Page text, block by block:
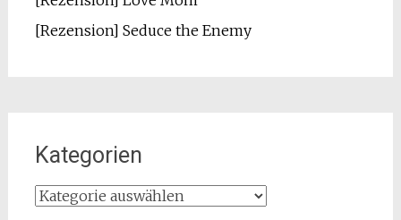
[Rezension] Seduce the Enemy
Kategorien
Kategorien